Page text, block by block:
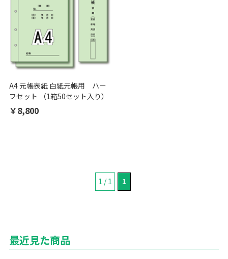
A4 元帳表紙 白紙元帳用 ハー
フセット （1箱50セット入り）
￥8,800
1 / 1 1
最近見た商品